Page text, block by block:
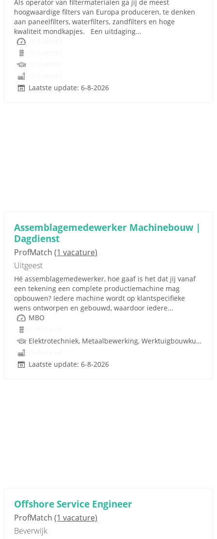
Als operator van filtermaterialen ga jij de meest
hoogwaardige filters van Europa produceren, te denken
aan paneelfilters, waterfilters, zandfilters en hoge
kwaliteit mondkapjes. Een uitdaging...
Laatste update: 6-8-2026
Assemblagemedewerker Machinebouw |
Dagdienst
ProfMatch (1 vacature)
Uitgeest
Hé assemblagemedewerker, hoe gaaf is het dat jij vanaf
een tekening een complete productiemachine mag
opbouwen? Iedere machine wordt op klantspecifieke
wens ontworpen en gebouwd, waardoor iedere...
MBO
Elektrotechniek, Metaalbewerking, Werktuigbouwkunde, Hydrauliek, Pneumatiek, Techniek
Laatste update: 6-8-2026
Offshore Service Engineer
ProfMatch (1 vacature)
Beverwijk